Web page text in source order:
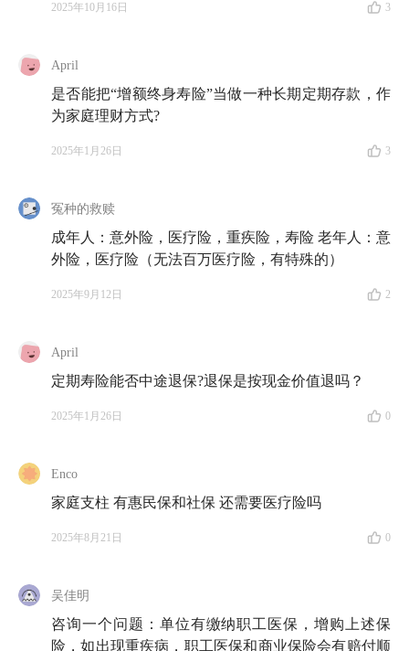
2025年10月16日 3
April
是否能把“增额终身寿险”当做一种长期定期存款，作
为家庭理财方式?
2025年1月26日 3
冤种的救赎
成年人：意外险，医疗险，重疾险，寿险 老年人：意
外险，医疗险（无法百万医疗险，有特殊的）
2025年9月12日 2
April
定期寿险能否中途退保?退保是按现金价值退吗？
2025年1月26日 0
Enco
家庭支柱 有惠民保和社保 还需要医疗险吗
2025年8月21日 0
吴佳明
咨询一个问题：单位有缴纳职工医保，增购上述保
险，如出现重疾病，职工医保和商业保险会有赔付顺